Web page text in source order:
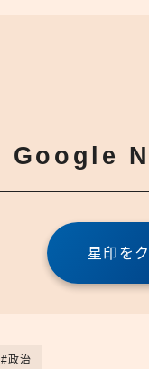
Google
星印を
#政治